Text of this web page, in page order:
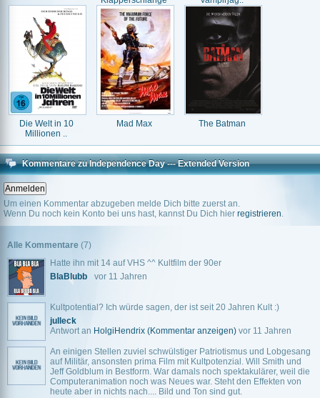
Die Welt in 10
Millionen ..
Mad Max The Batman
Kommentare zu Independence Day --- Extended Version
Um einen Kommentar abzugeben melde Dich bitte zuerst an.
Wenn Du noch kein Konto bei uns hast, kannst Du Dich hier registrieren.
Alle Kommentare (7)
Hatte ihn mit 14 auf VHS ^^ Kultfilm der 90er
BlaBlubb
vor 11 Jahren
Kultpotential? Ich würde sagen, der ist seit 20 Jahren Kult :)
julleck
Antwort an HolgiHendrix (Kommentar anzeigen) vor 11 Jahren
An einigen Stellen zuviel schwülstiger Patriotismus und Lobgesang
auf Militär, ansonsten prima Film mit Kultpotenzial. Will Smith und
Jeff Goldblum in Bestform. War damals noch spektakulärer, weil die
Computeranimation noch was Neues war. Steht den Effekten von
heute aber in nichts nach.... Bild und Ton sind gut.